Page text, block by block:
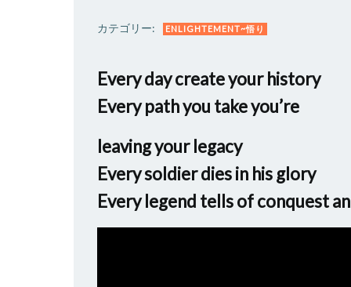
カテゴリー: ENLIGHTEMENT~悟り
Every day create your history
Every path you take you’re
leaving your legacy
Every soldier dies in his glory
Every legend tells of conquest